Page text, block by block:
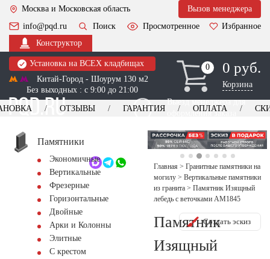
Москва и Московская область
Вызов менеджера
info@pqd.ru
Поиск Просмотренное
Избранное
Конструктор
Установка на ВСЕХ кладбищах
Китай-Город - Шоурум 130 м2
Без выходных : с 9:00 до 21:00
0
0 0 руб.
Корзина
Выезд менеджера для
оформления заказа
+7 (495) 518-44-23
Обратный звонок
ОТЗЫВЫ ГАРАНТИЯ ОПЛАТА
Памятники
Экономичные
Вертикальные
Фрезерные
Горизонтальные
Двойные
Арки и Колонны
Элитные
С крестом
Главная > Гранитные памятники на
могилу > Вертикальные памятники
из гранита > Памятник Изящный
лебедь с веточками AM1845
Памятник
Изящный
Создать эскиз